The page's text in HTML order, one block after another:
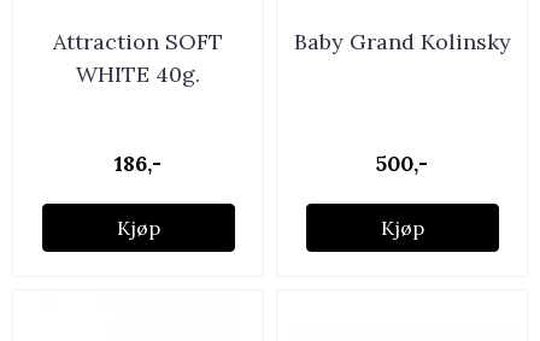
Attraction SOFT
WHITE 40g.
186,-
Kjøp
Baby Grand Kolinsky
500,-
Kjøp